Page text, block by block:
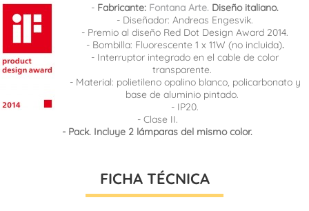
- Fabricante: Fontana Arte. Diseño italiano.
- Diseñador: Andreas Engesvik.
- Premio al diseño Red Dot Design Award 2014.
- Bombilla: Fluorescente 1 x 11W (no incluida).
- Interruptor integrado en el cable de color
transparente.
- Material: polietileno opalino blanco, policarbonato y
base de aluminio pintado.
- IP20.
- Clase II.
- Pack. Incluye 2 lámparas del mismo color.
FICHA TÉCNICA